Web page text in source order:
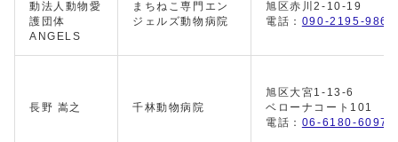
動法人動物愛
護団体
ANGELS
まちねこ専門エン
ジェルズ動物病院
旭区赤川2-10-19
電話： 090-2195-9869
長野 嵩之 千林動物病院
旭区大宮1-13-6
ベローナコート101
電話： 06-6180-6097